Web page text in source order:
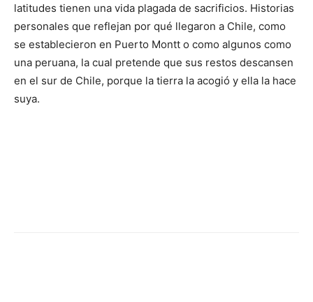
latitudes tienen una vida plagada de sacrificios. Historias
personales que reflejan por qué llegaron a Chile, como
se establecieron en Puerto Montt o como algunos como
una peruana, la cual pretende que sus restos descansen
en el sur de Chile, porque la tierra la acogió y ella la hace
suya.